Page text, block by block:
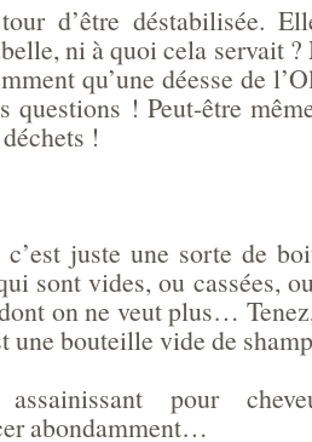
d’être déstabilisée.
ni à quoi cela servait
qu’une déesse de
questions ! Peut-être
!
juste une sorte de
sont vides, ou cassées,
on ne veut plus…
une bouteille vide de
pour
abondamment…